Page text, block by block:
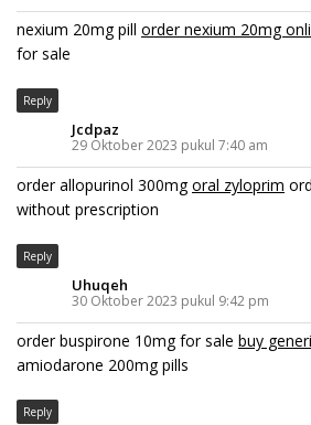
nexium 20mg pill order nexium 20mg
for sale
Reply
Jcdpaz
29 Oktober 2023 pukul 7:40 am
order allopurinol 300mgoral zyloprim
without prescription
Reply
Uhuqeh
30 Oktober 2023 pukul 9:42 pm
order buspirone 10mg for sale buy
amiodarone 200mg pills
Reply